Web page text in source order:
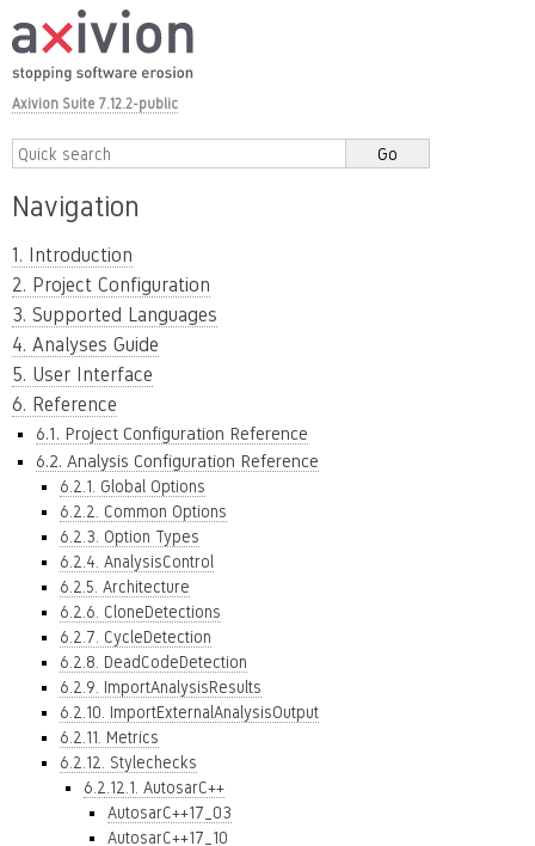
Axivion Suite 7.12.2-public
Navigation
1. Introduction
2. Project Configuration
3. Supported Languages
4. Analyses Guide
5. User Interface
6. Reference
6.1. Project Configuration Reference
6.2. Analysis Configuration Reference
6.2.1. Global Options
6.2.2. Common Options
6.2.3. Option Types
6.2.4. AnalysisControl
6.2.5. Architecture
6.2.6. CloneDetections
6.2.7. CycleDetection
6.2.8. DeadCodeDetection
6.2.9. ImportAnalysisResults
6.2.10. ImportExternalAnalysisOutput
6.2.11. Metrics
6.2.12. Stylechecks
6.2.12.1. AutosarC++
AutosarC++17_03
AutosarC++17_10